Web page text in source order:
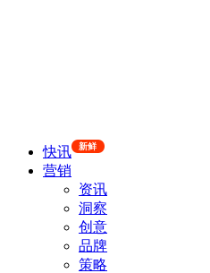
快讯 新鲜
营销
资讯
洞察
创意
品牌
策略